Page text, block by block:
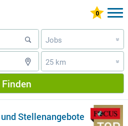
Jobs »
25 km »
Finden
Stellenangebote